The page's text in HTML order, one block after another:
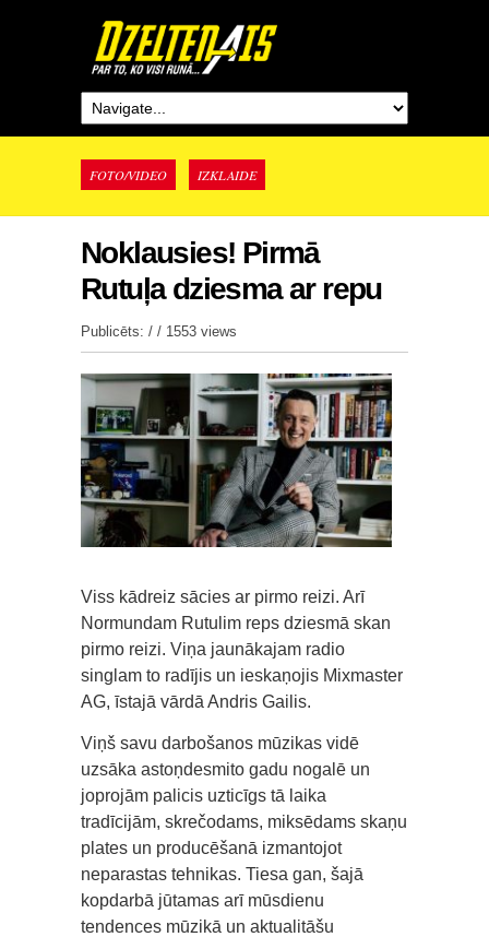
FOTO/VIDEO IZKLAIDE
Noklausies! Pirmā
Rutuļa dziesma ar repu
Publicēts: / / 1553 views
Viss kādreiz sācies ar pirmo reizi. Arī
Normundam Rutulim reps dziesmā skan
pirmo reizi. Viņa jaunākajam radio
singlam to radījis un ieskaņojis Mixmaster
AG, īstajā vārdā Andris Gailis.
Viņš savu darbošanos mūzikas vidē
uzsāka astoņdesmito gadu nogalē un
joprojām palicis uzticīgs tā laika
tradīcijām, skrečodams, miksēdams skaņu
plates un producēšanā izmantojot
neparastas tehnikas. Tiesa gan, šajā
kopdarbā jūtamas arī mūsdienu
tendences mūzikā un aktualitāšu